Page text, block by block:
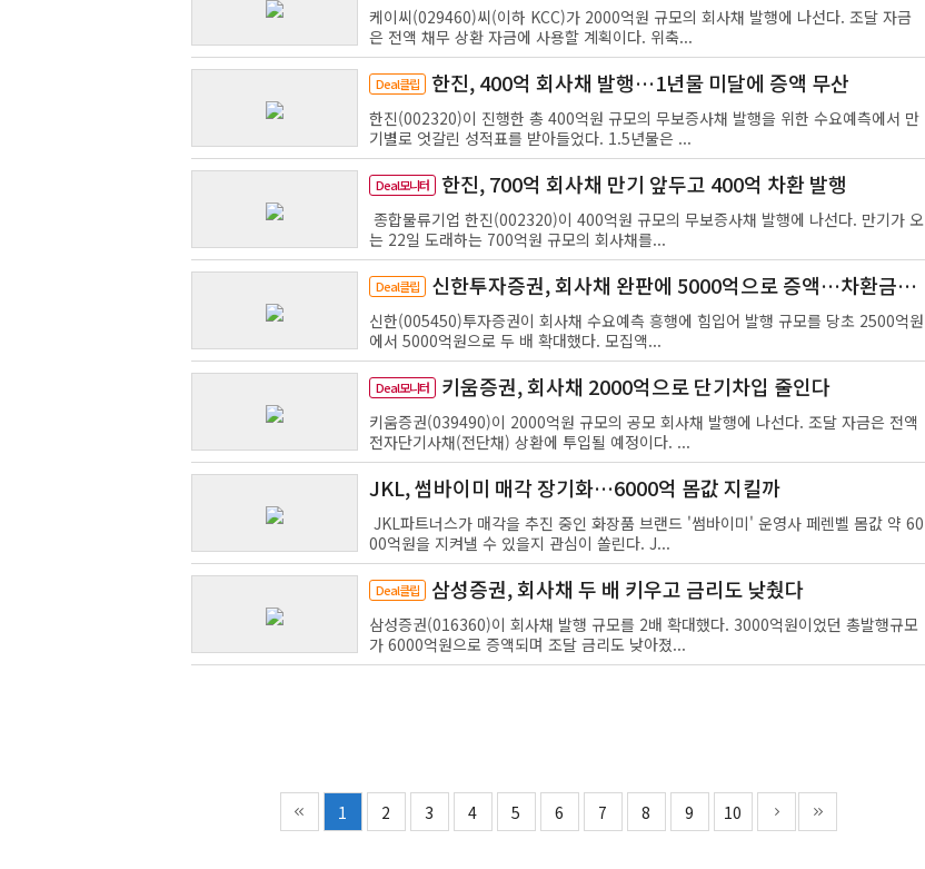
케이씨(029460)씨(이하 KCC)가 2000억원 규모의 회사채 발행에 나선다. 조달 자금
은 전액 채무 상환 자금에 사용할 계획이다. 위축...
Deal클립 한진, 400억 회사채 발행…1년물 미달에 증액 무산
한진(002320)이 진행한 총 400억원 규모의 무보증사채 발행을 위한 수요예측에서 만
기별로 엇갈린 성적표를 받아들었다. 1.5년물은 ...
Deal모니터 한진, 700억 회사채 만기 앞두고 400억 차환 발행
종합물류기업 한진(002320)이 400억원 규모의 무보증사채 발행에 나선다. 만기가 오
는 22일 도래하는 700억원 규모의 회사채를...
Deal클립
신한투자증권, 회사채 완판에 5000억으로 증액…차환금리
는 '부담'
신한(005450)투자증권이 회사채 수요예측 흥행에 힘입어 발행 규모를 당초 2500억원
에서 5000억원으로 두 배 확대했다. 모집액...
Deal모니터 키움증권, 회사채 2000억으로 단기차입 줄인다
키움증권(039490)이 2000억원 규모의 공모 회사채 발행에 나선다. 조달 자금은 전액
전자단기사채(전단채) 상환에 투입될 예정이다. ...
JKL, 썸바이미 매각 장기화…6000억 몸값 지킬까
JKL파트너스가 매각을 추진 중인 화장품 브랜드 '썸바이미' 운영사 페렌벨 몸값 약 60
00억원을 지켜낼 수 있을지 관심이 쏠린다. J...
Deal클립 삼성증권, 회사채 두 배 키우고 금리도 낮췄다
삼성증권(016360)이 회사채 발행 규모를 2배 확대했다. 3000억원이었던 총발행규모
가 6000억원으로 증액되며 조달 금리도 낮아졌...
1 2 3 4 5 6 7 8 9 10